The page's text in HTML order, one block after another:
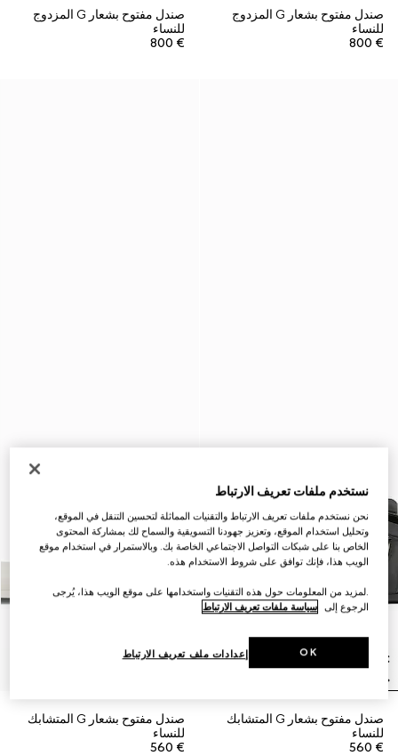
صندل مفتوح بشعار G المزدوج
للنساء
€ 800
صندل مفتوح بشعار G المزدوج
للنساء
€ 800
صندل مفتوح بشعار G المتشابك
للنساء
€ 560
صندل مفتوح بشعار G المتشابك
للنساء
€ 560
نستخدم ملفات تعريف الارتباط
نحن نستخدم ملفات تعريف الارتباط والتقنيات المماثلة لتحسين التنقل في الموقع،
وتحليل استخدام الموقع، وتعزيز جهودنا التسويقية والسماح لك بمشاركة المحتوى
الخاص بنا على شبكات التواصل الاجتماعي الخاصة بك. وبالاستمرار في استخدام موقع
الويب هذا، فإنك توافق على شروط الاستخدام هذه.
.لمزيد من المعلومات حول هذه التقنيات واستخدامها على موقع الويب هذا، يُرجى
الرجوع إلى سياسة ملفات تعريف الارتباط
إعدادات ملف تعريف الارتباط OK